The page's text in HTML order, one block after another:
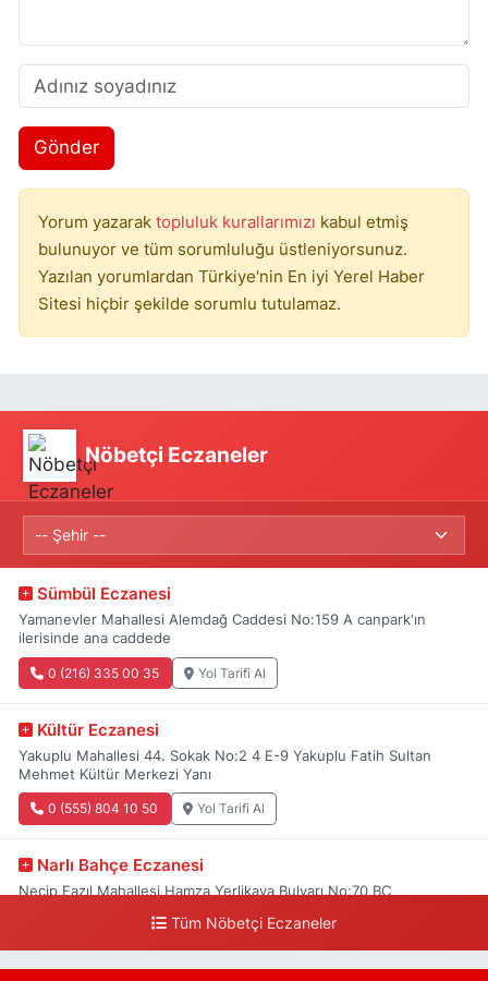
Gönder
Yorum yazarak topluluk kurallarımızı kabul etmiş
bulunuyor ve tüm sorumluluğu üstleniyorsunuz.
Yazılan yorumlardan Türkiye'nin En iyi Yerel Haber
Sitesi hiçbir şekilde sorumlu tutulamaz.
Nöbetçi Eczaneler
Sümbül Eczanesi
Yamanevler Mahallesi Alemdağ Caddesi No:159 A canpark'ın
ilerisinde ana caddede
0 (216) 335 00 35 Yol Tarifi Al
Kültür Eczanesi
Yakuplu Mahallesi 44. Sokak No:2 4 E-9 Yakuplu Fatih Sultan
Mehmet Kültür Merkezi Yanı
0 (555) 804 10 50 Yol Tarifi Al
Narlı Bahçe Eczanesi
Necip Fazıl Mahallesi Hamza Yerlikaya Bulvarı No:70 BC
0 (216) 784 50 77 Yol Tarifi Al
Tüm Nöbetçi Eczaneler